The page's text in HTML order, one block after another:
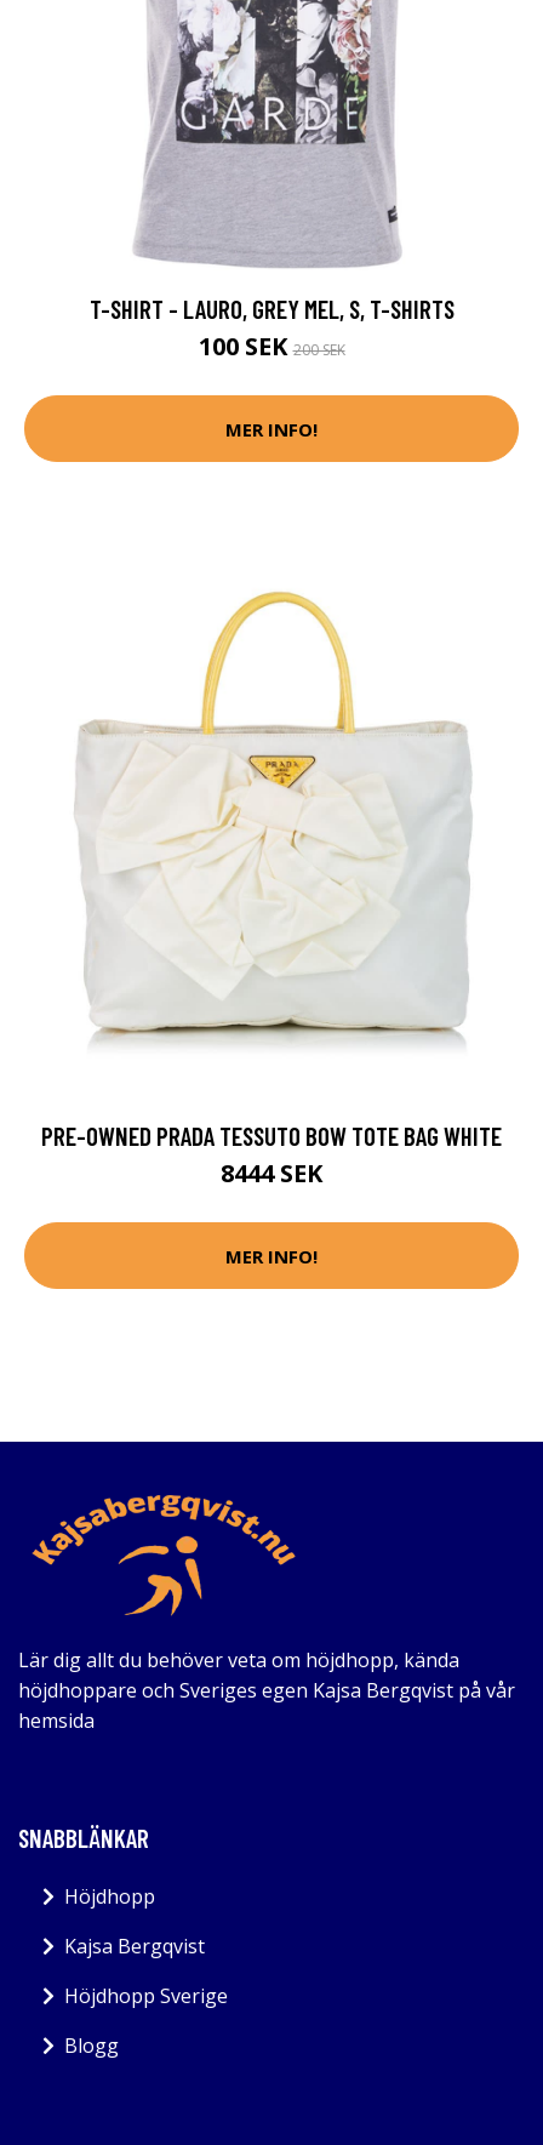
T-SHIRT - LAURO, GREY MEL, S, T-SHIRTS
100 SEK200 SEK
MER INFO!
PRE-OWNED PRADA TESSUTO BOW TOTE BAG WHITE
8444 SEK
MER INFO!
Lär dig allt du behöver veta om höjdhopp, kända
höjdhoppare och Sveriges egen Kajsa Bergqvist på vår
hemsida
SNABBLÄNKAR
Höjdhopp
Kajsa Bergqvist
Höjdhopp Sverige
Blogg